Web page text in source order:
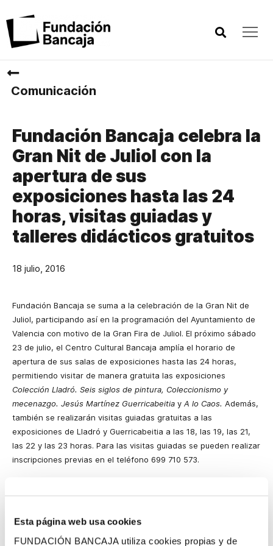
Esta página web usa cookies
FUNDACIÓN BANCAJA utiliza cookies propias y de
Comunicación
Fundación Bancaja celebra la
Gran Nit de Juliol con la
apertura de sus
exposiciones hasta las 24
horas, visitas guiadas y
talleres didácticos gratuitos
18 julio, 2016
Fundación Bancaja se suma a la celebración de la Gran Nit de
Juliol, participando así en la programación del Ayuntamiento de
Valencia con motivo de la Gran Fira de Juliol. El próximo sábado
23 de julio, el Centro Cultural Bancaja amplía el horario de
apertura de sus salas de exposiciones hasta las 24 horas,
permitiendo visitar de manera gratuita las exposiciones
Colección Lladró. Seis siglos de pintura, Coleccionismo y
mecenazgo. Jesús Martínez Guerricabeitia y A lo Caos. Además,
también se realizarán visitas guiadas gratuitas a las
exposiciones de Lladró y Guerricabeitia a las 18, las 19, las 21,
las 22 y las 23 horas. Para las visitas guiadas se pueden realizar
inscripciones previas en el teléfono 699 710 573.
Plaza Tetuán tres talleres didácticos de arte gratuitos dirigidos
21 y a las 22 horas, se trabajarán distintas acciones
relacionadas con disciplinas artísticas como la arquitectura, la